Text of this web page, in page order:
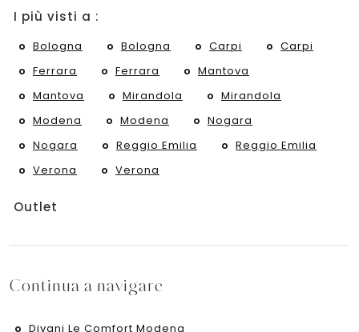
I più visti a :
Bologna Bologna Carpi
Carpi
Ferrara
Ferrara
Mantova
Mantova
Mirandola
Mirandola
Modena
Modena
Nogara
Nogara
Reggio Emilia
Reggio Emilia
Verona
Verona
Outlet
Continua a navigare
Divani Le Comfort Modena